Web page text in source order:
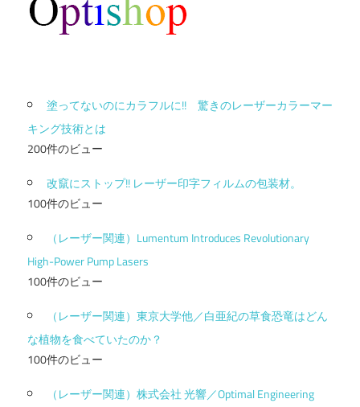
塗ってないのにカラフルに!! 驚きのレーザーカラーマー
キング技術とは
200件のビュー
改竄にストップ!! レーザー印字フィルムの包装材。
100件のビュー
（レーザー関連）Lumentum Introduces Revolutionary
High-Power Pump Lasers
100件のビュー
（レーザー関連）東京大学他／白亜紀の草食恐竜はどん
な植物を食べていたのか？
100件のビュー
（レーザー関連）株式会社 光響／Optimal Engineering